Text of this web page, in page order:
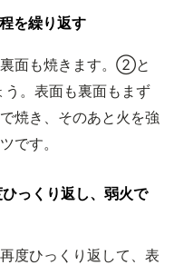
繰り返す
面も焼きます。②と
。表面も裏面もまず
焼き、そのあと火を強
です。
っくり返し、弱火で
度ひっくり返して、表